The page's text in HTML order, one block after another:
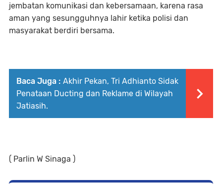
jembatan komunikasi dan kebersamaan, karena rasa
aman yang sesungguhnya lahir ketika polisi dan
masyarakat berdiri bersama.
Baca Juga : Akhir Pekan, Tri Adhianto Sidak
Penataan Ducting dan Reklame di Wilayah
Jatiasih.
( Parlin W Sinaga )